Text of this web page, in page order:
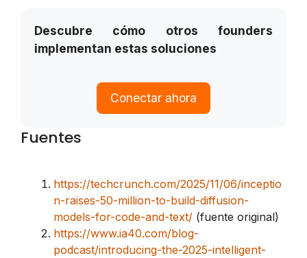
Descubre cómo otros founders
implementan estas soluciones
Conectar ahora
Fuentes
https://techcrunch.com/2025/11/06/inceptio
n-raises-50-million-to-build-diffusion-
models-for-code-and-text/ (fuente original)
https://www.ia40.com/blog-
podcast/introducing-the-2025-intelligent-